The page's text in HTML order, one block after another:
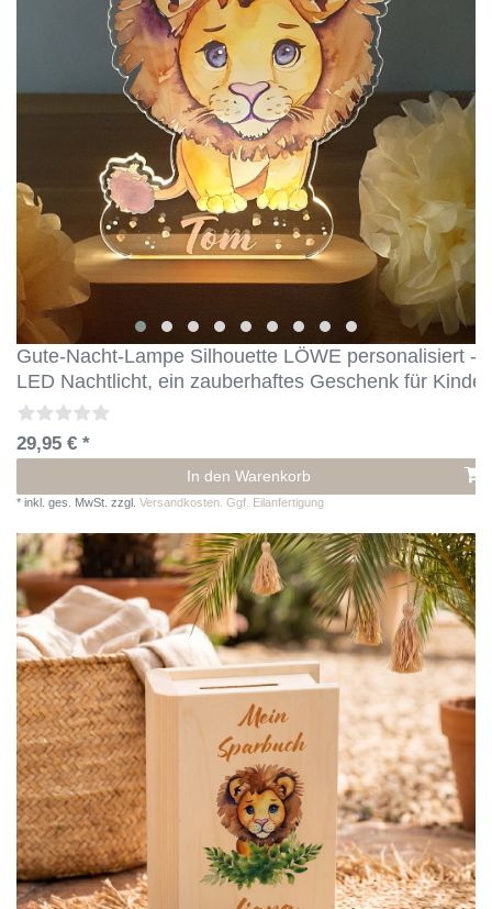
Gute-Nacht-Lampe Silhouette LÖWE personalisiert -
LED Nachtlicht, ein zauberhaftes Geschenk für Kinder
29,95 € *
In den Warenkorb
* inkl. ges. MwSt. zzgl. Versandkosten. Ggf. Eilanfertigung